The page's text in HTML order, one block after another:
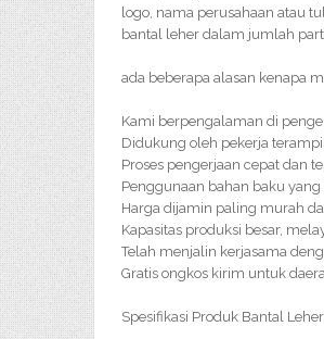
logo, nama perusahaan atau
bantal leher dalam jumlah
ada beberapa alasan kenapa
Kami berpengalaman di
Didukung oleh pekerja
Proses pengerjaan cepat dan
Penggunaan bahan baku
Harga dijamin paling murah
Kapasitas produksi besar,
Telah menjalin kerjasama
Gratis ongkos kirim untuk
Spesifikasi Produk Bantal Leher